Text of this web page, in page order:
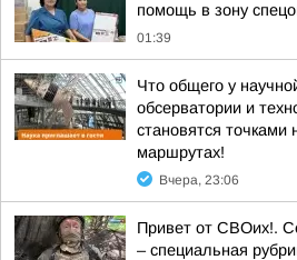
помощь в зону
01:39
Что общего у
обсерватории и
становятся точками
маршрутах!
Вчера, 23:06
Привет от СВОих!.
– специальная